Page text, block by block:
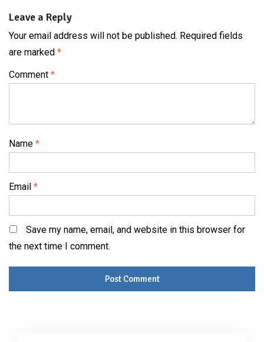
Leave a Reply
Your email address will not be published. Required fields
are marked *
Comment *
Name *
Email *
Save my name, email, and website in this browser for
the next time I comment.